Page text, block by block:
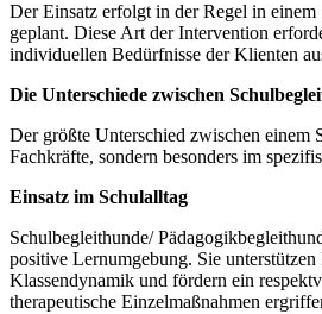
Der Einsatz erfolgt in der Regel in
geplant. Diese Art der Intervention
individuellen Bedürfnisse der Klienten
Die Unterschiede zwischen
Der größte Unterschied zwischen einem
Fachkräfte, sondern besonders im
Einsatz im Schulalltag
Schulbegleithunde/
positive Lernumgebung. Sie
Klassendynamik und fördern ein
therapeutische Einzelmaßnahmen